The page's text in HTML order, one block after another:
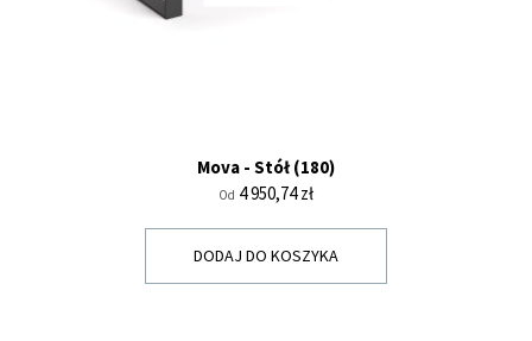
Mova - Stół (180)
Od Cena
4 950,74 zł
DODAJ DO KOSZYKA